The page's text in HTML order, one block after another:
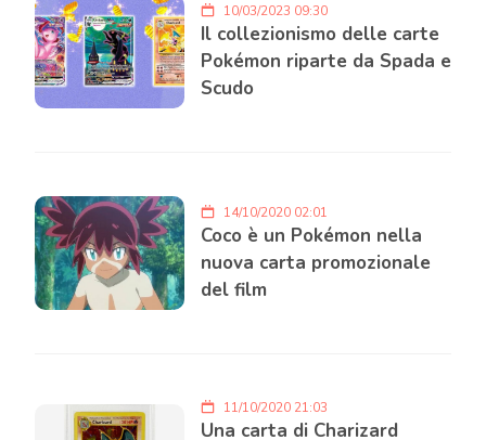
10/03/2023 09:30
Il collezionismo delle carte
Pokémon riparte da Spada e
Scudo
14/10/2020 02:01
Coco è un Pokémon nella
nuova carta promozionale
del film
11/10/2020 21:03
Una carta di Charizard